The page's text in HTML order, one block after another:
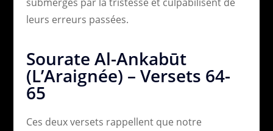
leurs erreurs passées.
Sourate Al-Ankabūt
(L’Araignée) – Versets 64-
65
Ces deux versets rappellent que notre